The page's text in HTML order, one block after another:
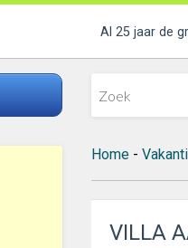
Al 25 jaar de
Home-
VILLA